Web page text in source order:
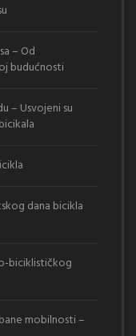
– Od
budućnosti
– Usvojeni su
dana bicikla
biciklističkog
mobilnosti –